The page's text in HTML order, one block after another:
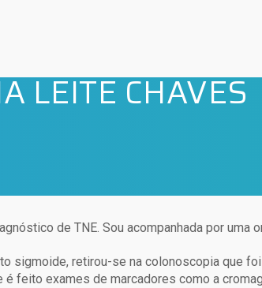
LEITE CHAVES
de TNE. Sou acompanhada por uma
sigmoide, retirou-se na colonoscopia que
feito exames de marcadores como a